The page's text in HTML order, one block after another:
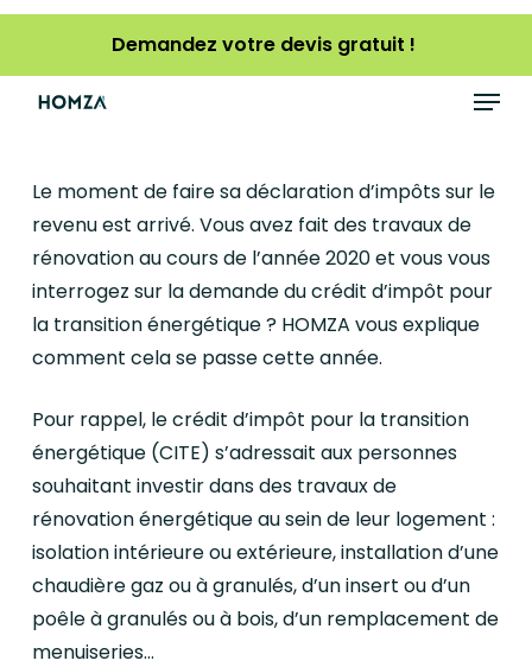
Skip
main
content
Demandez votre devis gratuit !
Menu
Le moment de faire sa déclaration d’impôts sur le
revenu est arrivé. Vous avez fait des travaux de
rénovation au cours de l’année 2020 et vous vous
interrogez sur la demande du crédit d’impôt pour
la transition énergétique ? HOMZA vous explique
comment cela se passe cette année.
Pour rappel, le crédit d’impôt pour la transition
énergétique (CITE) s’adressait aux personnes
souhaitant investir dans des travaux de
rénovation énergétique au sein de leur logement :
isolation intérieure ou extérieure, installation d’une
chaudière gaz ou à granulés, d’un insert ou d’un
poêle à granulés ou à bois, d’un remplacement de
menuiseries…